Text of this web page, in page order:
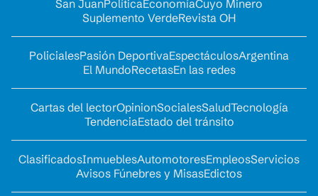
San JuanPolíticaEconomíaCuyo Minero
Suplemento VerdeRevista OH
PolicialesPasión DeportivaEspectáculosArgentina
El MundoRecetasEn las redes
Cartas del lectorOpinionSocialesSaludTecnología
TendenciaEstado del tránsito
ClasificadosInmueblesAutomotoresEmpleosServicios
Avisos Fúnebres y MisasEdictos